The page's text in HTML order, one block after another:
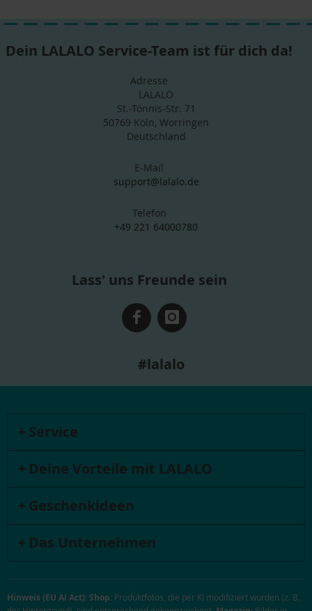
Dein LALALO Service-Team ist für dich da!
Adresse
LALALO
St.-Tönnis-Str. 71
50769 Köln, Worringen
Deutschland
E-Mail
support@lalalo.de
Telefon
+49 221 64000780
Lass' uns Freunde sein
#lalalo
Service
Deine Vorteile mit LALALO
Geschenkideen
Das Unternehmen
Hinweis (EU AI Act):Shop: Produktfotos, die per KI modifiziert wurden (z. B.